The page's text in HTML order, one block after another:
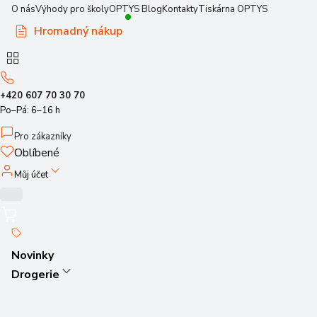
O násVýhody pro školyOPTYS BlogKontaktyTiskárna OPTYS
Hromadný nákup
+420 607 70 30 70
Po–Pá: 6–16 h
Pro zákazníky
Oblíbené
Můj účet
Novinky
Drogerie